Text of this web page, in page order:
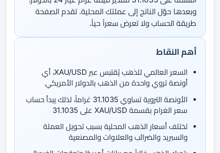
وبعدها حوّل الناتج إلى عملتك المحلية. تقدم الصفحة
طريقة الحساب ولا تعرض سعراً حياً.
أهم النقاط
السعر العالمي للذهب يُقتبس عبر XAU/USD، أي
أونصة تروي واحدة من الذهب بالدولار الأمريكي
الأونصة التروية تساوي 31.1035 غراماً، لذلك يبدأ حساب
سعر الغرام بقسمة XAU/USD على 31.1035
تختلف أسعار الذهب المحلية بسبب تحويل العملة
والسبريد والضرائب والعلاوات والمصنعية